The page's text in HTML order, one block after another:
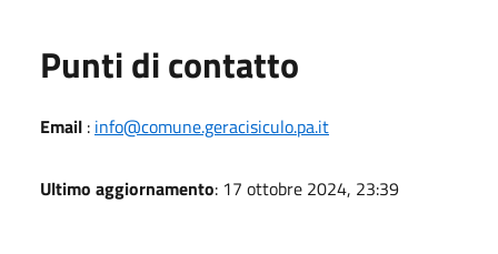
Punti di contatto
Email : info@comune.geracisiculo.pa.it
Ultimo aggiornamento: 17 ottobre 2024, 23:39